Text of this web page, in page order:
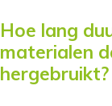
Hoe lang
materialen
hergebruikt?